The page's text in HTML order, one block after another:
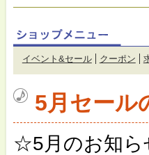
イベント&セール クーポン
5月セール
☆5月のお知